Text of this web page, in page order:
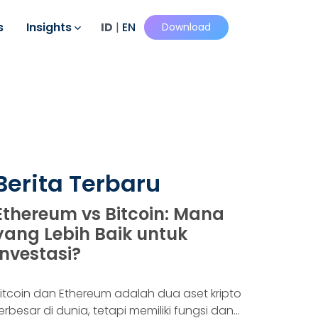
Insights ID | EN Download
Terbaru
vs Bitcoin: Mana
Lebih Baik untuk
dan Ethereum adalah dua aset kripto
di dunia, tetapi memiliki fungsi dan